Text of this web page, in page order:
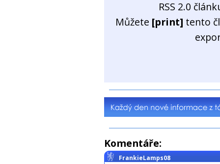
RSS 2.0
Můžete [print] tento
Komentáře:
FrankieLamps08